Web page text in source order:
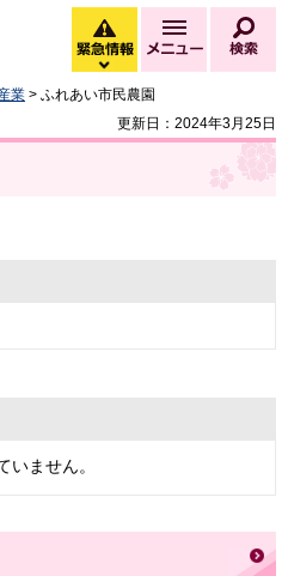
緊急情報
緊急情報を開く
メニュー
業 > ふれあい市民農園
更新日：2024年3月25日
いません。